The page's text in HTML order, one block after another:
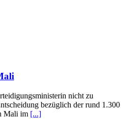
nicht zu
bezüglich der rund 1.300
Mali im [...]